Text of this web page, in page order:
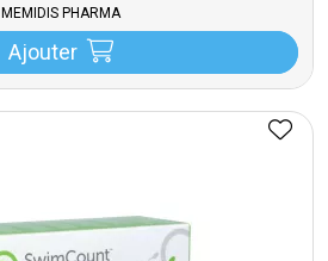
MEMIDIS PHARMA
Ajouter